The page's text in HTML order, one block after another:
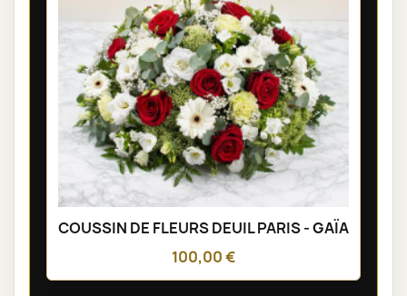
COUSSIN DE FLEURS DEUIL PARIS - GAÏA
100,00 €